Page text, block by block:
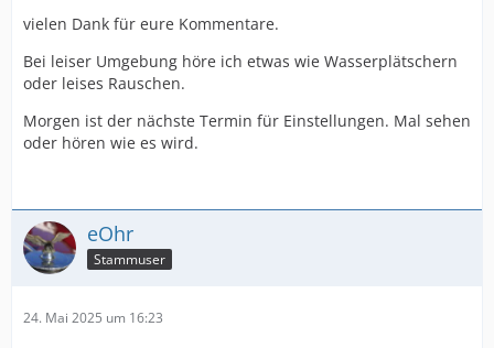
vielen Dank für eure Kommentare.
Bei leiser Umgebung höre ich etwas wie Wasserplätschern
oder leises Rauschen.
Morgen ist der nächste Termin für Einstellungen. Mal sehen
oder hören wie es wird.
eOhr
Stammuser
24. Mai 2025 um 16:23